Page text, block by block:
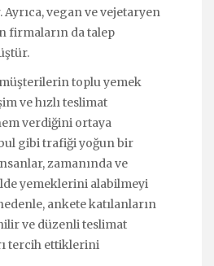
vegan ve vejetaryen
firmaların da talep
toplu yemek
ve hızlı teslimat
verdiğini ortaya
gibi trafiği yoğun bir
zamanında ve
yemeklerini alabilmeyi
ankete katılanların
ve düzenli teslimat
tercih ettiklerini